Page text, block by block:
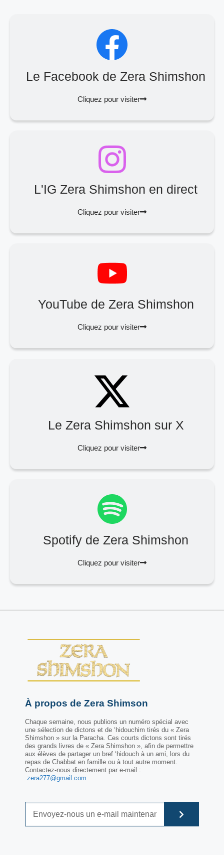
Le Facebook de Zera Shimshon
Cliquez pour visiter
L'IG Zera Shimshon en direct
Cliquez pour visiter
YouTube de Zera Shimshon
Cliquez pour visiter
Le Zera Shimshon sur X
Cliquez pour visiter
Spotify de Zera Shimshon
Cliquez pour visiter
À propos de Zera Shimson
Chaque semaine, nous publions un numéro spécial avec
une sélection de dictons et de ‘hidouchim tirés du « Zera
Shimshon » sur la Paracha. Ces courts dictons sont tirés
des grands livres de « Zera Shimshon », afin de permettre
aux élèves de partager un bref ‘hidouch à un ami, lors du
repas de Chabbat en famille ou à tout autre moment.
Contactez-nous directement par e-mail :
zera277@gmail.com